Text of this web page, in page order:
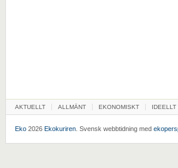
AKTUELLT ALLMÄNT EKONOMISKT IDEELLT
Eko2026 Ekokuriren. Svensk webbtidning med